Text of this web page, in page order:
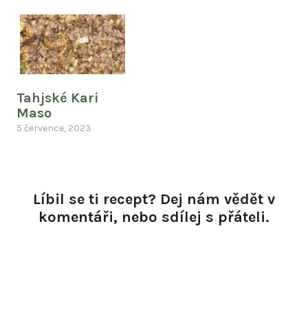
Tahjské Kari
Maso
5 července, 2023
Líbil se ti recept? Dej nám vědět v
komentáři, nebo sdílej s přáteli.